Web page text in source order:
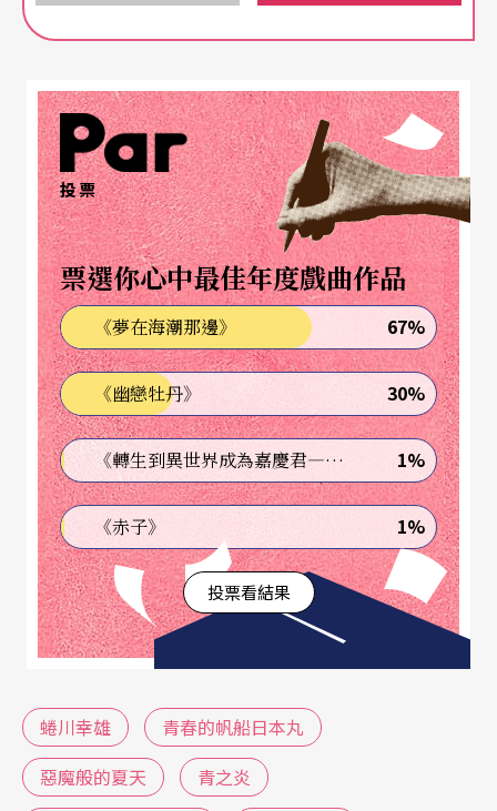
等，還有在一九七○年演出筱田正浩導演、寺山修
司編劇的《無賴漢》。
蜷川幸雄與薛侯都當過演員，曾導演歌劇，也都各
自掌管劇院，卻無固定班底。但也因為劇場導演的
身分，他們都熟稔劇場空間的可能，以及獨幕劇的
戲劇性與受限的特質，而且也不滿這樣的限制；他
們的影像徹底擺脫那單一空間、固定視角，在他們
的電影中可以看到視角的多變，特寫主觀鏡頭的剪
接切換，推軌向前逐步貼近角色，或是跟著角色移
動的寫實跟拍……像是被悶壞的獨幕劇導演，徹底
解放後如同發現新大陸般地玩起了新玩具，完全不
同的場面調度，一邊玩弄著鏡頭語言，同時又固守
著戲劇的張力，以及演員詮釋角色的內在功力。同
樣掌握戲劇的精髓，成功跨越於劇場與電影之間。
《青之炎》 青春如此灼人
從網路上能看到《青春的帆船日本丸》的預告，描
寫的是一群年輕人在輪船上生活的故事，與改編自
日本靈異故事集《四谷怪談》的《惡魔之夏》，剛
好呼應到他在廿二年後重執導演後的兩部作品《青
投票
票選你心中最佳年度戲曲作品
《夢在海潮那邊》 67%
《幽戀牡丹》 30%
《轉生到異世界成為嘉慶君—發現我的祖先是詐騙集團!?》 1%
《赤子》 1%
投票看結果
蜷川幸雄
青春的帆船日本丸
惡魔般的夏天
青之炎